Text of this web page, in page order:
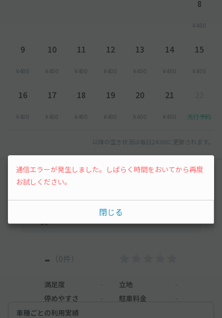
8
¥400
9
¥400
10
¥400
11
¥400
12
¥400
13
¥400
14
¥400
15
¥400
16
¥400
17
¥400
18
¥400
19
¥400
20
¥400
21
¥400 先行予約
以降の空き状況は毎日24:00に更新されます。
レビュー
まだレビューがありません。他のユーザーの方の
ために、利用後にレビューを投稿してみましょ
う。
- （0件）
満足度 立地
停めやすさ
駐車料金
車種ごとの利用実績
通信エラーが発生しました。しばらく時間をおいてから再度
お試しください。
閉じる